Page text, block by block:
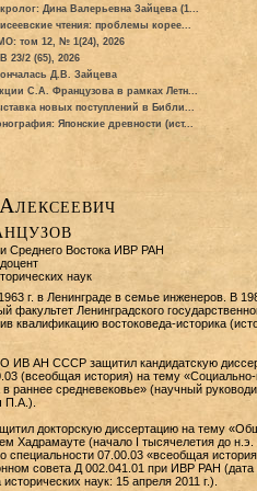
Дина Валерьевна Зайцева (1...
чтения: проблемы корее...
том 12, № 1(24), 2026
23/2 (65), 2026
Д.В. Зайцева
С.А. Французова в рамках Летн...
новых поступлений в Библи...
Японские древности (ист...
Среднего Востока ИВР РАН
доцент
наук
г. в Ленинграде в семье инженеров. В
факультет Ленинградского
квалификацию востоковеда-историка
ИВ АН СССР защитил кандидатскую
(всеобщая история) на тему «Социально-
раннее средневековье» (научный
П.А.).
докторскую диссертацию на тему
Хадрамауте (начало I тысячелетия до н.э.
специальности 07.00.03 «всеобщая
совета Д 002.041.01 при ИВР РАН (дата
наук: 15 апреля 2011 г.).